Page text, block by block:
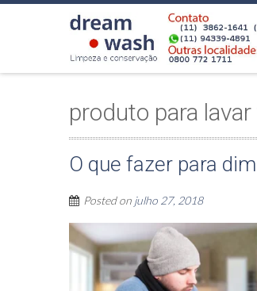
produto para
O que fazer para
Posted on julho 27, 2018